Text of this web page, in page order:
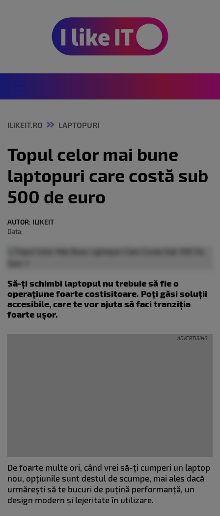
ILIKEIT.RO LAPTOPURI
Topul celor mai bune
laptopuri care costă sub
500 de euro
AUTOR: ILIKEIT
Data:
Să-ți schimbi laptopul nu trebuie să fie o
operațiune foarte costisitoare. Poți găsi soluții
accesibile, care te vor ajuta să faci tranziția
foarte ușor.
De foarte multe ori, când vrei să-ți cumperi un laptop
nou, opțiunile sunt destul de scumpe, mai ales dacă
urmărești să te bucuri de puțină performanță, un
design modern și lejeritate în utilizare.